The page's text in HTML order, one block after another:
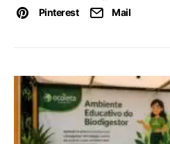
Pinterest
Mail